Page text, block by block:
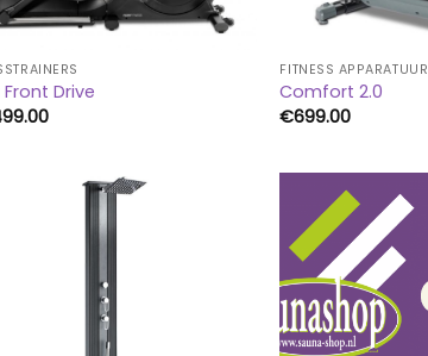
Front Drive
FITNESS APPARATUUR
Comfort 2.0
€699.00